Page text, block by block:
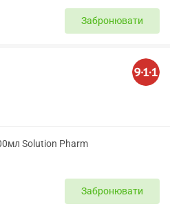
Забронювати
Solution Pharm
Забронювати